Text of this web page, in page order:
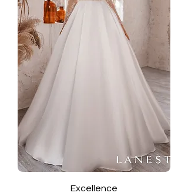
Excellence